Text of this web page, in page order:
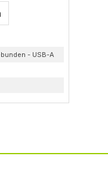
- USB-A